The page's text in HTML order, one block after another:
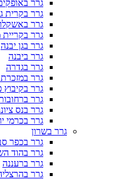
גרר
גרר בקרית
גרר
גרר
גרר בגן יבנה
גרר ביבנה
גרר בגדרה
גרר
גרר בקיבוץ
גרר
גרר בנס
גרר בכרמי
גרר בשרון
גרר בכפר
גרר בהוד
גרר ברעננה
גרר